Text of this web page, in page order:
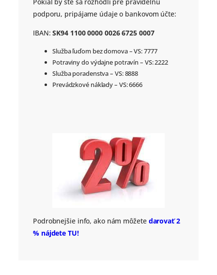
podporu, pripájame údaje o bankovom účte:
IBAN:SK94 1100 0000 0026 6725 0007
Služba ľuďom bez domova – VS: 7777
Potraviny do výdajne potravín – VS: 2222
Služba poradenstva – VS: 8888
Prevádzkové náklady – VS: 6666
Podrobnejšie info, ako nám môžete darovať 2
% nájdete TU!